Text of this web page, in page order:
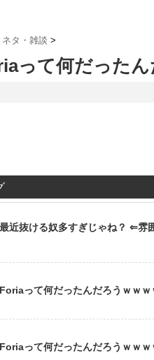
ネタ・雑談 >
って何だった
最近抜ける奴多すぎじゃね？ ⇐
Foriaって何だったんだろうｗｗｗ
Foriaって何だったんだろうｗｗｗ